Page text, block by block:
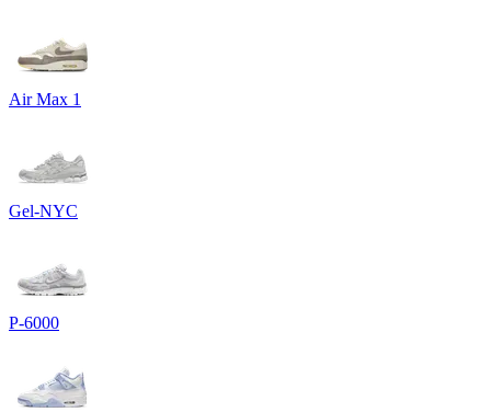
Air Max 1
Gel-NYC
P-6000